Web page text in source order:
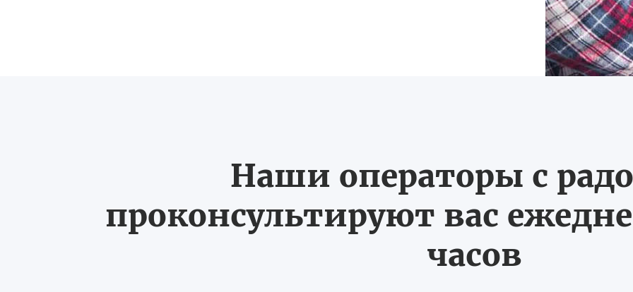
Наши операторы с
проконсультируют вас
часов